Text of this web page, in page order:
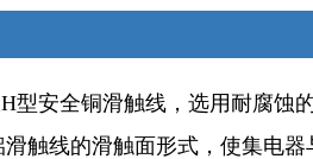
型安全铜滑触线，选用耐腐蚀
触线的滑触面形式，使集电器